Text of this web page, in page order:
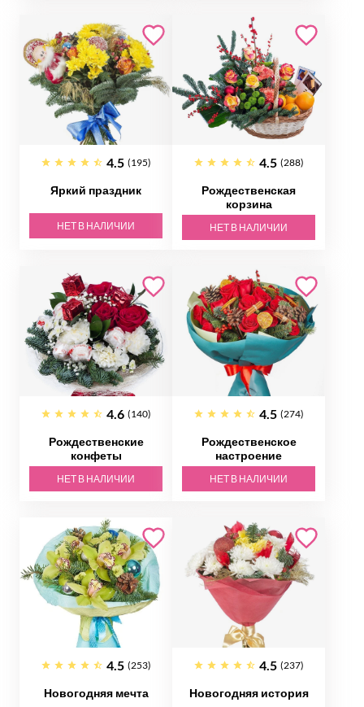
4.5 (195)
Яркий праздник
НЕТ В НАЛИЧИИ
4.5 (288)
Рождественская
корзина
НЕТ В НАЛИЧИИ
4.6 (140)
Рождественские
конфеты
НЕТ В НАЛИЧИИ
4.5 (274)
Рождественское
настроение
НЕТ В НАЛИЧИИ
4.5 (253)
Новогодняя мечта
4.5 (237)
Новогодняя история